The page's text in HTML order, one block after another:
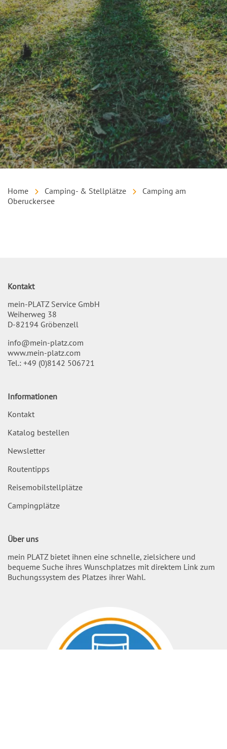
Home Camping- & Stellplätze
Camping am
Oberuckersee
Kontakt
mein-PLATZ Service GmbH
Weiherweg 38
D-82194 Gröbenzell
info@mein-platz.com
www.mein-platz.com
Tel.: +49 (0)8142 506721
Informationen
Kontakt
Katalog bestellen
Newsletter
Routentipps
Reisemobilstellplätze
Campingplätze
Über uns
mein PLATZ bietet ihnen eine schnelle, zielsichere und
bequeme Suche ihres Wunschplatzes mit direktem Link zum
Buchungssystem des Platzes ihrer Wahl.